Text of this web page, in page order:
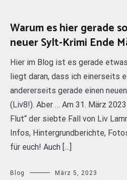
Warum es hier gerade
neuer Sylt-Krimi Ende
Hier im Blog ist es gerade
liegt daran, dass ich einerseits
andererseits gerade einen
(Liv8!). Aber … Am 31. März
Flut“ der siebte Fall von Liv
Infos, Hintergrundberichte,
für euch! Auch […]
Blog März 5, 2023